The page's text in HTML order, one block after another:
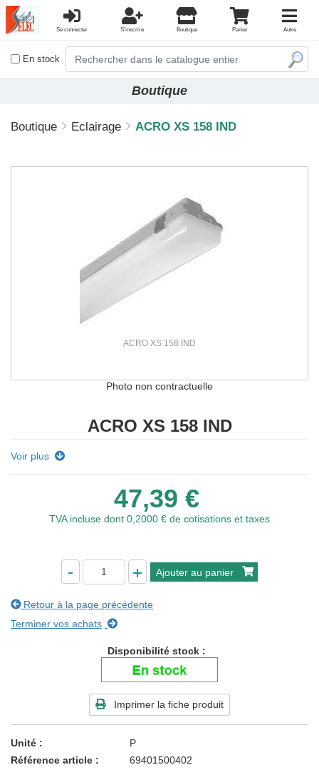
Se connecter S'inscrire Boutique Panier Autre
En stock
Boutique
Boutique Eclairage ACRO XS 158 IND
ACRO XS 158 IND
Photo non contractuelle
ACRO XS 158 IND
Voir plus
47,39 €
TVA incluse dont 0,2000 € de cotisations et taxes
Ajouter au panier
Retour à la page précédente
Terminer vos achats
Disponibilité stock
Imprimer la fiche produit
Unité
P
Référence article
69401500402